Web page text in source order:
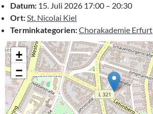
Datum: 15. Juli 2026 17:00 – 20:30
Ort:St. Nicolai Kiel
Terminkategorien:Chorakademie Erfurt
+
−